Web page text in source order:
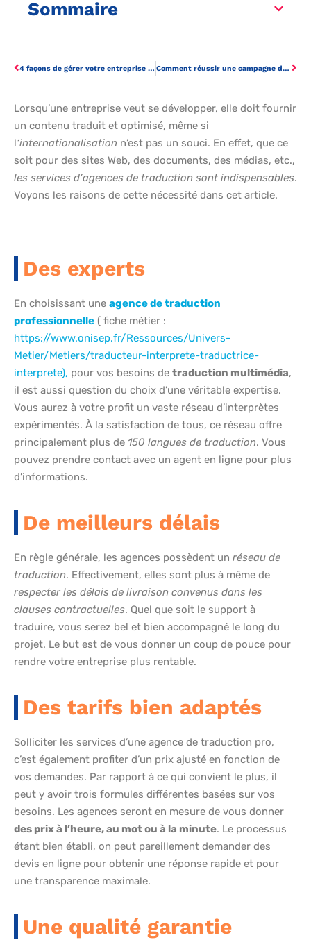
Sommaire
4 façons de gérer votre entreprise et de développer votre empire Internet Comment réussir une campagne de communication avec sa cible?
Lorsqu’une entreprise veut se développer, elle doit fournir
un contenu traduit et optimisé, même si
l‘internationalisation n’est pas un souci. En effet, que ce
soit pour des sites Web, des documents, des médias, etc.,
les services d’agences de traduction sont indispensables.
Voyons les raisons de cette nécessité dans cet article.
Des experts
En choisissant une agence de traduction
professionnelle ( fiche métier :
https://www.onisep.fr/Ressources/Univers-
Metier/Metiers/traducteur-interprete-traductrice-
interprete), pour vos besoins de traduction multimédia,
il est aussi question du choix d’une véritable expertise.
Vous aurez à votre profit un vaste réseau d’interprètes
expérimentés. À la satisfaction de tous, ce réseau offre
principalement plus de 150 langues de traduction. Vous
pouvez prendre contact avec un agent en ligne pour plus
d’informations.
De meilleurs délais
En règle générale, les agences possèdent un réseau de
traduction. Effectivement, elles sont plus à même de
respecter les délais de livraison convenus dans les
clauses contractuelles. Quel que soit le support à
traduire, vous serez bel et bien accompagné le long du
projet. Le but est de vous donner un coup de pouce pour
rendre votre entreprise plus rentable.
Des tarifs bien adaptés
Solliciter les services d’une agence de traduction pro,
c’est également profiter d’un prix ajusté en fonction de
vos demandes. Par rapport à ce qui convient le plus, il
peut y avoir trois formules différentes basées sur vos
besoins. Les agences seront en mesure de vous donner
des prix à l’heure, au mot ou à la minute. Le processus
étant bien établi, on peut pareillement demander des
devis en ligne pour obtenir une réponse rapide et pour
une transparence maximale.
Une qualité garantie